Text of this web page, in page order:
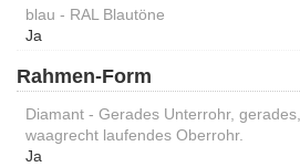
blau - RAL Blautöne
Ja
Rahmen-Form
Diamant - Gerades Unterrohr,
waagrecht laufendes Oberrohr.
Ja